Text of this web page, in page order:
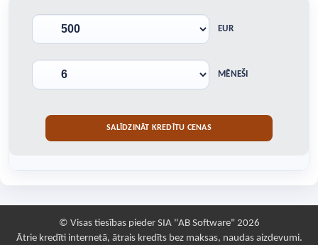
EUR
MĒNEŠI
© Visas tiesības pieder SIA "AB Software" 2026
Ātrie kredīti internetā, ātrais kredīts bez maksas, naudas aizdevumi.